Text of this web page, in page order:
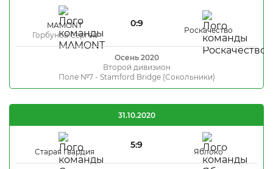
MAMONT
Горбунов Сергей
0:9
Роскачество
Осень 2020
Второй дивизион
Поле №7 - Stamford Bridge (Сокольники)
Старая Гвардия
5:9
Яблоко
31.10.2020